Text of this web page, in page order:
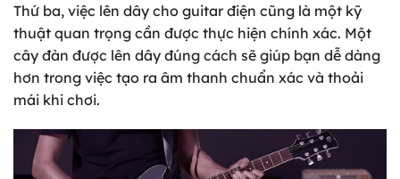
Thứ ba, việc lên dây cho guitar điện cũng là một kỹ
thuật quan trọng cần được thực hiện chính xác. Một
cây đàn được lên dây đúng cách sẽ giúp bạn dễ dàng
hơn trong việc tạo ra âm thanh chuẩn xác và thoải
mái khi chơi.